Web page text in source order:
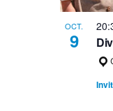
OCT.
9